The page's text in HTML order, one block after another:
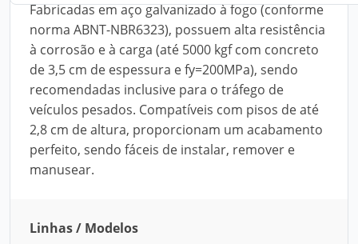
Fabricadas em aço galvanizado à fogo (conforme
norma ABNT-NBR6323), possuem alta resistência
à corrosão e à carga (até 5000 kgf com concreto
de 3,5 cm de espessura e fy=200MPa), sendo
recomendadas inclusive para o tráfego de
veículos pesados. Compatíveis com pisos de até
2,8 cm de altura, proporcionam um acabamento
perfeito, sendo fáceis de instalar, remover e
manusear.
Linhas / Modelos